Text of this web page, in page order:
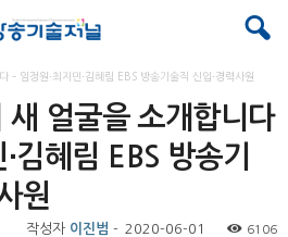
– 임정원⋅최지민⋅김혜림 EBS 방송기술직 신입⋅경력사원
새 얼굴을 소개합니다
김혜림 EBS 방송기
원
작성자 이진범 - 2020-06-01 6106